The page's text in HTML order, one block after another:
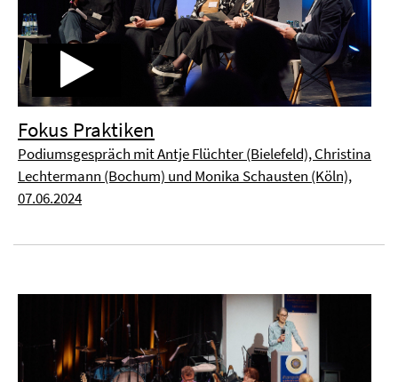
Fokus Praktiken
Podiumsgespräch mit Antje Flüchter (Bielefeld), Christina
Lechtermann (Bochum) und Monika Schausten (Köln),
07.06.2024